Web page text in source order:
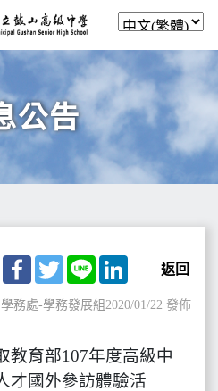
公告
Facebook
TwitterLine LinkedIn
返回
學務處-學務發展組2020/01/22 發佈
教育部107年度高級中
才國外參訪體驗活